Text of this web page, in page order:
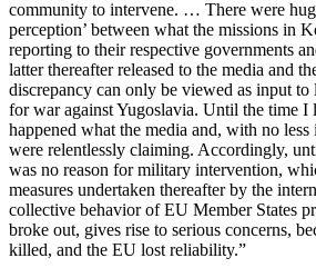
community to intervene. … There were
perception’ between what the missions in
reporting to their respective governments
latter thereafter released to the media and
discrepancy can only be viewed as input to
for war against Yugoslavia. Until the time I
happened what the media and, with no
were relentlessly claiming. Accordingly,
was no reason for military intervention,
measures undertaken thereafter by the
collective behavior of EU Member States
broke out, gives rise to serious concerns,
killed, and the EU lost reliability.”